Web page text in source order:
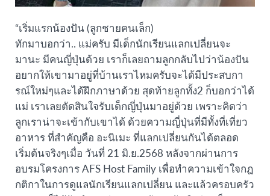
“เริ่มแรกน้องปัน (ลูกชายคนเล็ก)
ทักมาบอกว่า.. แม่ครับ มีเด็กนักเรียนแลกเปลี่ยนจะ
มานะ มีคนญี่ปุ่นด้วย เราก็เลยถามลูกกลับไปว่าน้องปัน
อยากให้เขามาอยู่ที่บ้านเราไหมครับจะได้มีประสบกา
รณ์ใหม่ๆและได้ฝึกภาษาด้วย สุดท้ายลูกทั้ง2 ก็บอกว่าได้
แม่ เราเลยตัดสินใจรับเด็กญี่ปุ่นมาอยู่ด้วย เพราะคิดว่า
ลูกเราน่าจะเข้ากับเขาได้ ด้วยความญี่ปุ่นที่มีทั้งที่เที่ยว
อาหาร ที่สำคัญคือ อะนิเมะ ที่แลกเปลี่ยนกันได้ตลอด
เริ่มต้นจริงๆเมื่อ วันที่ 21 มิ.ย.2568 หลังจากผ่านการ
อบรมโครงการ AFS Host Family เพื่อทำความเข้าใจกฎ
กติกาในการดูแลนักเรียนแลกเปลี่ยน และแล้วครอบครัว